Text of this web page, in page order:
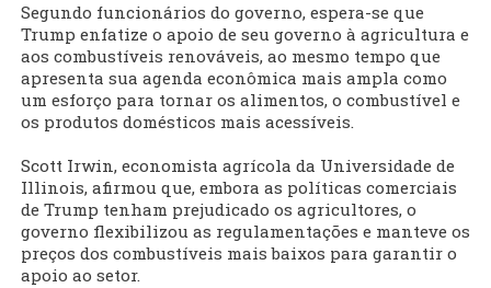
Segundo funcionários do governo, espera-se que
Trump enfatize o apoio de seu governo à agricultura e
aos combustíveis renováveis, ao mesmo tempo que
apresenta sua agenda econômica mais ampla como
um esforço para tornar os alimentos, o combustível e
os produtos domésticos mais acessíveis.
Scott Irwin, economista agrícola da Universidade de
Illinois, afirmou que, embora as políticas comerciais
de Trump tenham prejudicado os agricultores, o
governo flexibilizou as regulamentações e manteve os
preços dos combustíveis mais baixos para garantir o
apoio ao setor.